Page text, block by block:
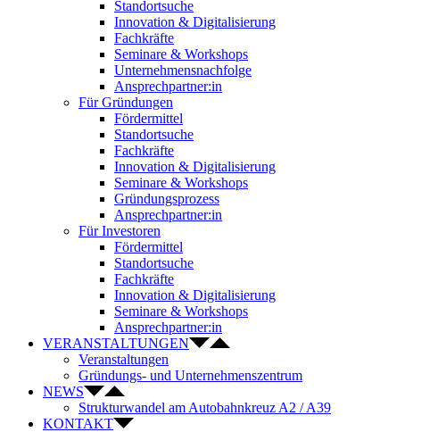
Standortsuche
Innovation & Digitalisierung
Fachkräfte
Seminare & Workshops
Unternehmensnachfolge
Ansprechpartner:in
Für Gründungen
Fördermittel
Standortsuche
Fachkräfte
Innovation & Digitalisierung
Seminare & Workshops
Gründungsprozess
Ansprechpartner:in
Für Investoren
Fördermittel
Standortsuche
Fachkräfte
Innovation & Digitalisierung
Seminare & Workshops
Ansprechpartner:in
VERANSTALTUNGEN
Veranstaltungen
Gründungs- und Unternehmenszentrum
NEWS
Strukturwandel am Autobahnkreuz A2 / A39
KONTAKT